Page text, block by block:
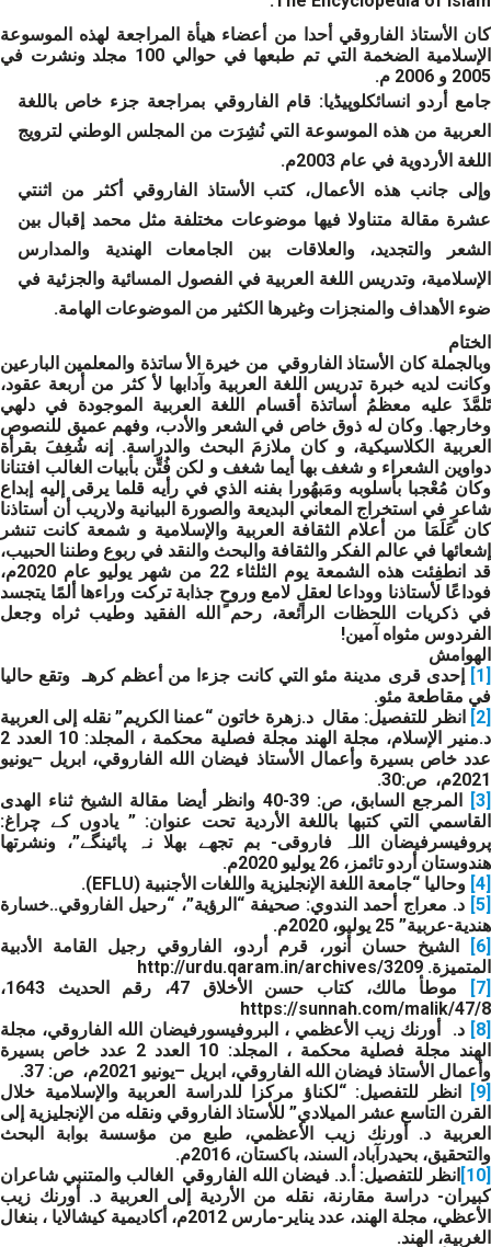
كان الأستاذ الفاروقي أحدا من أعضاء هيأة المراجعة لهذه الموسوعة
الإسلامية الضخمة التي تم طبعها في حوالي 100 مجلد ونشرت في
2005 و 2006 م.
جامع أردو انسائكلوپیڈیا: قام الفاروقي بمراجعة جزء خاص باللغة
العربية من هذه الموسوعة التي نُشِرَت من المجلس الوطني لترويج
اللغة الأردوية في عام 2003م.
وإلى جانب هذه الأعمال، كتب الأستاذ الفاروقي أكثر من اثنتي
عشرة مقالة متناولا فيها موضوعات مختلفة مثل محمد إقبال بين
الشعر والتجديد، والعلاقات بين الجامعات الهندية والمدارس
الإسلامية، وتدريس اللغة العربية في الفصول المسائية والجزئية في
ضوء الأهداف والمنجزات وغيرها الكثير من الموضوعات الهامة.
الختام
وبالجملة كان الأستاذ الفاروقي من خيرة الأ ساتذة والمعلمين البارعين
وكانت لديه خبرة تدريس اللغة العربية وآدابها لأ كثر من أربعة عقود،
تَلمَّذَ عليه معظمُ أساتذة أقسام اللغة العربية الموجودة في دلهي
وخارجها. وكان له ذوق خاص في الشعر والأدب، وفهم عميق للنصوص
العربية الكلاسيكية، و كان ملازمَ البحث والدراسة. إنه شُغِفَ بقرأة
دواوين الشعراء و شغف بها أيما شغف و لكن فُتِّن بأبيات الغالب افتنانا
وكان مُعْجبا بأسلوبه ومَبهُورا بفنه الذي في رأيه قلما يرقى إليه إبداع
شاعرٍ في استخراج المعاني البديعة والصورة البيانية ولاريب أن أستاذنا
كان عَلَمَا من أعلام الثقافة العربية والإسلامية و شمعة كانت تنشر
إشعائها في عالم الفكر والثقافة والبحث والنقد في ربوع وطننا الحبيب،
قد انطفِئت هذه الشمعة يوم الثلثاء 22 من شهر يوليو عام 2020م،
فوداعًا لأستاذنا ووداعا لعقلٍ لامع وروحٍ جذابة تركت وراءها ألمًا يتجسد
في ذكريات اللحظات الرائعة، رحم الله الفقيد وطيب ثراه وجعل
الفردوس مثواه آمين!
الهوامش
إحدى قرى مدينة مئو التي كانت جزءا من أعظم كرهـ وتقع حاليا
في مقاطعة مئو.
انظر للتفصيل: مقال د.زهرة خاتون “عمنا الكريم” نقله إلى العربية
د.منير الإسلام، مجلة الهند مجلة فصلية محكمة ، المجلد: 10 العدد 2
عدد خاص بسيرة وأعمال الأستاذ فيضان الله الفاروقي، ابريل –يونيو
2021م، ص:30.
المرجع السابق، ص: 39-40 وانظر أيضا مقالة الشيخ ثناء الهدى
القاسمي التي كتبها باللغة الأردية تحت عنوان: ” یادوں کے چراغ:
پروفیسرفيضان اللہ فاروقی- بم تجھے بھلا نہ پائینگے”، ونشرتها
هندوستان أردو تائمز، 26 يوليو 2020م.
وحاليا “جامعة اللغة الإنجليزية واللغات الأجنبية (EFLU).
د. معراج أحمد الندوي: صحيفة “الرؤية”، “رحيل الفاروقي..خسارة
هندية-عربية” 25 يوليو، 2020م.
الشيخ حسان أنور، قرم أردو، الفاروقي رجيل القامة الأدبية
المتميزة. http://urdu.qaram.in/archives/3209
موطأ مالك، كتاب حسن الأخلاق 47، رقم الحديث 1643،
https://sunnah.com/malik/47/8
د. أورنك زيب الأعظمي ، البروفيسورفيضان الله الفاروقي، مجلة
الهند مجلة فصلية محكمة ، المجلد: 10 العدد 2 عدد خاص بسيرة
وأعمال الأستاذ فيضان الله الفاروقي، ابريل –يونيو 2021م، ص: 37.
انظر للتفصيل: “لكناؤ مركزا للدراسة العربية والإسلامية خلال
القرن التاسع عشر الميلادي” للأستاذ الفاروقي ونقله من الإنجليزية إلى
العربية د. أورنك زيب الأعظمي، طبع من مؤسسة بوابة البحث
والتحقيق، بحيدرآباد، السند، باكستان، 2016م.
انظر للتفصيل: أ.د. فيضان الله الفاروقي الغالب والمتنبي شاعران
كبيران- دراسة مقارنة، نقله من الأردية إلى العربية د. أورنك زيب
الأعظي، مجلة الهند، عدد يناير-مارس 2012م، أكاديمية كيشالايا ، بنغال
الغربية، الهند.